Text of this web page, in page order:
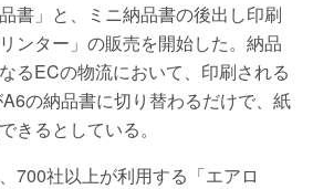
書」と、ミニ納品書の後出し印刷
ンター」の販売を開始した。納品
るECの物流において、印刷される
の納品書に切り替わるだけで、紙
きるとしている。
700社以上が利用する「エアロ